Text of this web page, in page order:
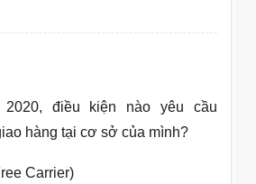
2020, điều kiện nào yêu cầu
hàng tại cơ sở của mình?
Carrier)